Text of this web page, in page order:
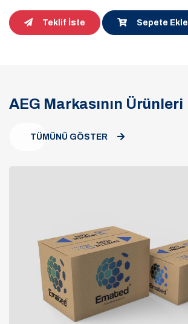
Teklif İste Sepete Ekle
AEG Markasının Ürünleri
TÜMÜNÜ GÖSTER